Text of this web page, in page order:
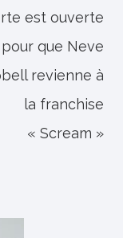
est ouverte
pour que Neve
revienne à
la franchise
« Scream »